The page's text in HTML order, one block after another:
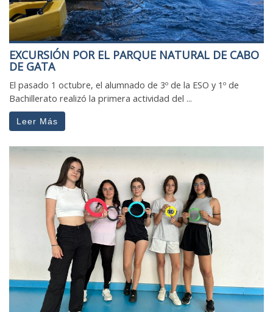
EXCURSIÓN POR EL PARQUE NATURAL DE CABO
DE GATA
El pasado 1 octubre, el alumnado de 3º de la ESO y 1º de
Bachillerato realizó la primera actividad del ...
Leer Más